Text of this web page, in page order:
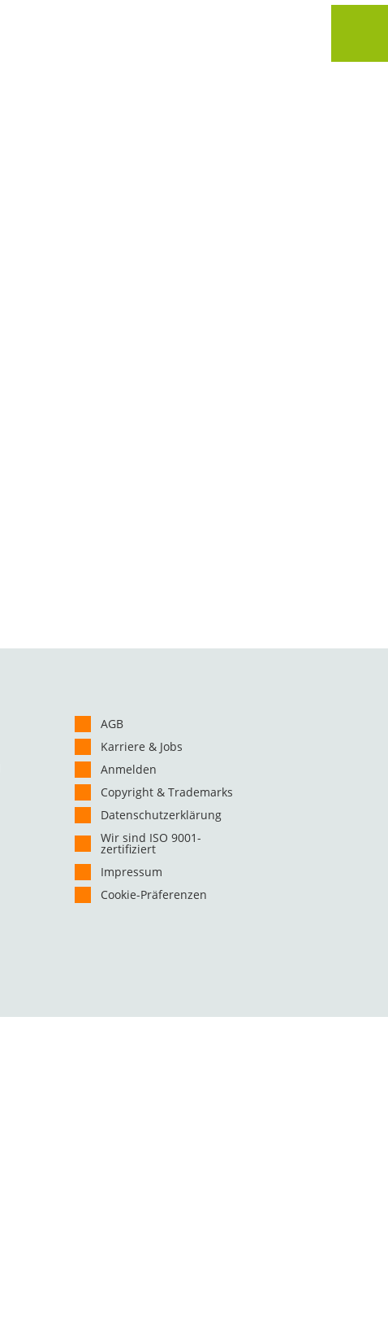
AGB
Karriere & Jobs
Anmelden
Copyright & Trademarks
Datenschutzerklärung
Wir sind ISO 9001-
zertifiziert
Impressum
Cookie-Präferenzen